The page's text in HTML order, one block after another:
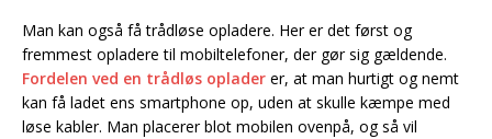
Man kan også få trådløse opladere. Her er det først og
fremmest opladere til mobiltelefoner, der gør sig gældende.
Fordelen ved en trådløs oplader er, at man hurtigt og nemt
kan få ladet ens smartphone op, uden at skulle kæmpe med
løse kabler. Man placerer blot mobilen ovenpå, og så vil